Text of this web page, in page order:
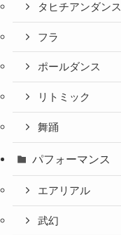
タヒチアンダンス
フラ
ポールダンス
リトミック
舞踊
パフォーマンス
エアリアル
武幻